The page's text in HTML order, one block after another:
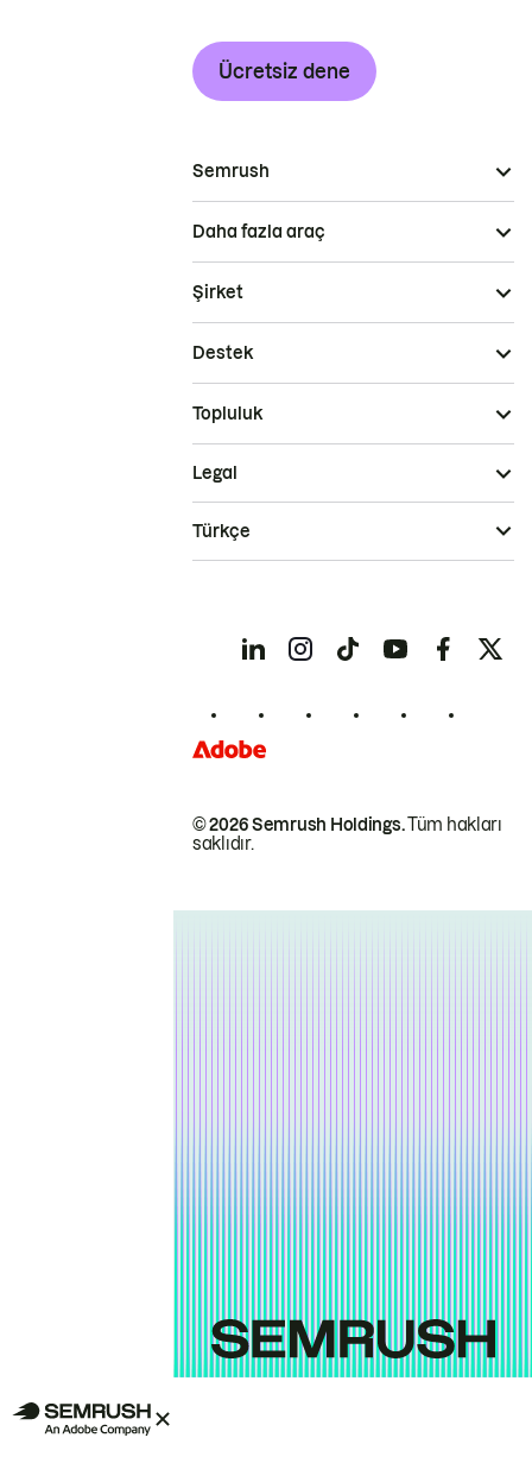
Ücretsiz dene
Semrush
Daha fazla araç
Şirket
Destek
Topluluk
© 2026 Semrush Holdings.Tüm hakları
saklıdır.
Legal
Türkçe